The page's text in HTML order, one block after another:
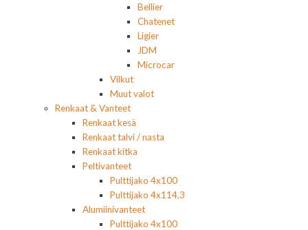
Bellier
Chatenet
Ligier
JDM
Microcar
Vilkut
Muut valot
Renkaat & Vanteet
Renkaat kesä
Renkaat talvi / nasta
Renkaat kitka
Peltivanteet
Pulttijako 4x100
Pulttijako 4x114,3
Alumiinivanteet
Pulttijako 4x100